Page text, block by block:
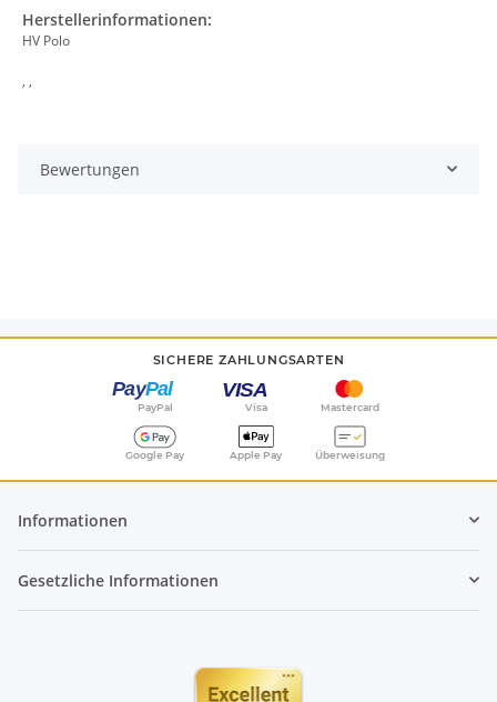
Herstellerinformationen:
HV Polo
, ,
Bewertungen
SICHERE ZAHLUNGSARTEN
PayPal Visa Mastercard
Google Pay Apple Pay Überweisung
Informationen
Gesetzliche Informationen